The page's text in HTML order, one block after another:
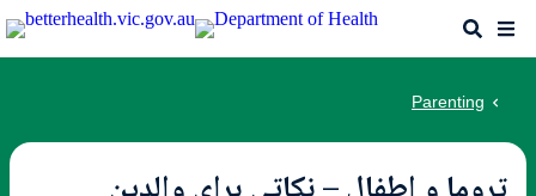
Skip
to
Search
Parenting